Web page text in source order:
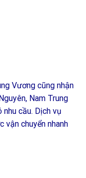
Vương cũng nhận
Nam Trung
nhu cầu. Dịch vụ
vận chuyển nhanh